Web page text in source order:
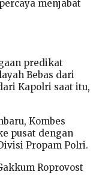
menjabat
predikat
Bebas dari
Kapolri saat itu,
Kombes
pusat dengan
Propam Polri.
Roprovost